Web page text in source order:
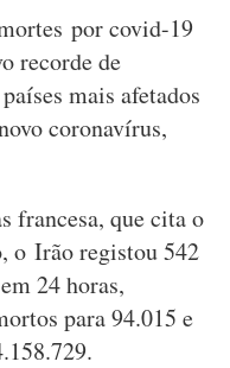
por covid-19
recorde de
mais afetados
coronavírus,
francesa, que cita o
o Irão registou 542
24 horas,
para 94.015 e